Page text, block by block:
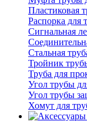
Пластиковая
Распорка для
Сигнальная
Стальная
Тройник
Труба для
Угол трубы
Угол трубы
Хомут для